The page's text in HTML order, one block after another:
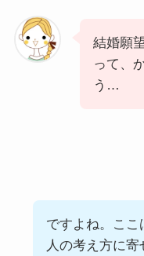
結婚願
って、
う…
ですよね。ここ
人の考え方に